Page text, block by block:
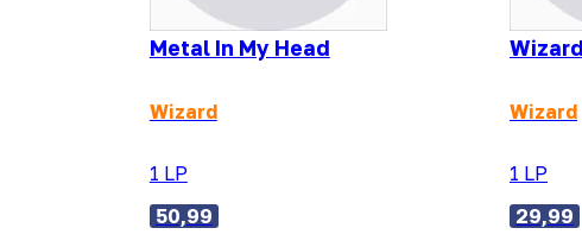
Metal In My Head
Wizard
1 LP
50,99
Wizard
Wizard
1 LP
29,99